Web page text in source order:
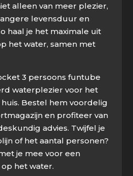
alleen van meer plezier,
levensduur en
haal je het maximale uit
het water, samen met
3 persoons funtube
waterplezier voor het
Bestel hem voordelig
en profiteer van
advies. Twijfel je
of het aantal personen?
je mee voor een
het water.